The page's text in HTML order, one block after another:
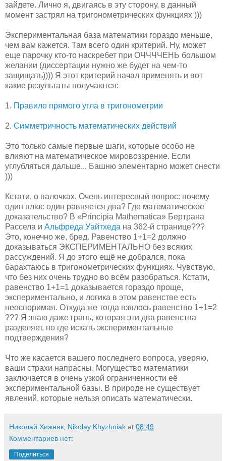
зайдете. Лично я, двигаясь в эту сторону, в данный
момент застрял на тригонометрических функциях )))
Экспериментальная база математики гораздо меньше,
чем вам кажется. Там всего один критерий. Ну, может
еще парочку кто-то наскребет при ОЧЧЧЧЕНЬ большом
желании (диссертации нужно же будет на чем-то
защищать)))) Я этот критерий начал применять и вот
какие результаты получаются:
1. Правило прямого угла в тригонометрии
2. Симметричность математических действий
Это только самые первые шаги, которые особо не
влияют на математическое мировоззрение. Если
углубляться дальше... Башню элементарно может снести
)))
Кстати, о палочках. Очень интересный вопрос: почему
один плюс один равняется два? Где математическое
доказательство? В «Principia Mathematica» Бертрана
Рассела и Альфреда Уайтхеда на 362-й странице???
Это, конечно же, бред. Равенство 1+1=2 должно
доказываться ЭКСПЕРИМЕНТАЛЬНО без всяких
рассуждений. Я до этого ещё не добрался, пока
барахтаюсь в тригонометрических функциях. Чувствую,
что без них очень трудно во всём разобраться. Кстати,
равенство 1+1=1 доказывается гораздо проще,
экспериментально, и логика в этом равенстве есть
неоспоримая. Откуда же тогда взялось равенство 1+1=2
??? Я знаю даже грань, которая эти два равенства
разделяет, но где искать экспериментальные
подтверждения?
Что же касается вашего последнего вопроса, уверяю,
ваши страхи напрасны. Могущество математики
заключается в очень узкой ограниченности её
экспериментальной базы. В природе не существует
явлений, которые нельзя описать математически.
Николай Хижняк, Nikolay Khyzhniak at 08:49
Комментариев нет:
Поделиться